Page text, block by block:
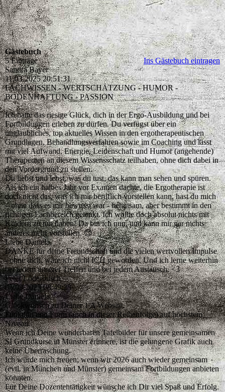
Gästebuch
5 Einträge
Ins Gästebuch eintragen
Sandra Bayer
11.03.2025 20:51:31
FACHWISSEN - WERTSCHÄTZUNG - HUMOR -
BODENHAFTUNG - PASSION
Ich hatte das riesige Glück, dich in der Ergo-Ausbildung und bei
Fortbildungen erleben zu dürfen. Du verfügst über ein
unglaubliches, top aktuelles Wissen in den ergotherapeutischen
Grundlagen, Behandlungsverfahren sowie im Coaching und lässt
mit viel Aufwand, Energie, Leidenschaft und Humor (angehende)
Therapeuten an diesem Wissensschatz teilhaben, ohne dich dabei in
den Vordergrund zu stellen.
Du liebst und lebst, was du tust, das kann man sehen und spüren.
Als ich ein halbes Jahr vor Examen dachte, die Ergotherapie ist
doch nicht das, was ich mir beruflich vorstellen kann, hast du mich
– ohne dass es mir bewusst war - behutsam, aber bestimmt in den
richtigen Fachbereich gelenkt. Ich wollte doch absolut nichts mit
Kindern zu tun haben! Da bin ich nun, und kann mir gar nichts
anderes mehr vorstellen. 😊
Liebe Daniela,
DANKE für deine Freundschaft und die vielen wertvollen Impulse
- ohne dich, wäre ich nicht ICH geworden. Und ich lerne weiterhin
bei jedem unserer Treffen und bei jedem Austausch. <3
Peter Löderbusch
05.03.2025 08:49:25
Liebe Daniela,
Glückwunsch zu Deiner 1 A Website.
Funktion und Form (auch in dieser Reihenfolge) auf höchstem
Niveau.
Wenn ich Deine wunderbaren Tafelbilder für unsere gemeinsamen
SI Grundkurse in Münster erinnere, ist die gelungene Grafik auch
keine Überraschung.
Ich würde mich freuen, wenn wir 2026 auch wieder gemeinsam
(evtl. in München und Münster) gemeinsam Fortbildungen anbieten
könnten.
Für Deine Dozententätigkeit wünsche ich Dir viel Spaß und Erfolg.